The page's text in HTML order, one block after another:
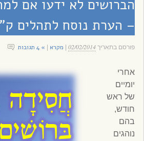
הברושים לא ידעו אם
– הערת נוסח לתהלים
פורסם בתאריך02/02/2014 מקרא » 4 תגובות
אחרי
יומיים
של ראש
חודש,
בהם
נוהגים